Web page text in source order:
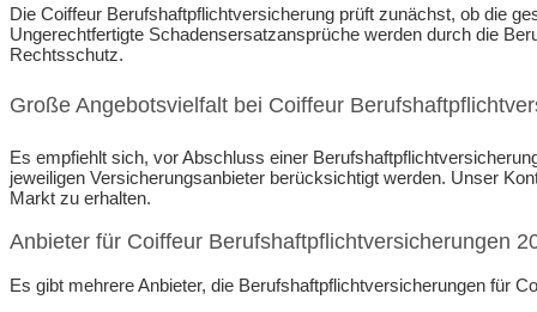
Die Coiffeur Berufshaftpflichtversicherung prüft zunächst, ob die
Ungerechtfertigte Schadensersatzansprüche werden durch die
Rechtsschutz.
Große Angebotsvielfalt bei Coiffeur
Es empfiehlt sich, vor Abschluss einer
jeweiligen Versicherungsanbieter berücksichtigt werden. Unser
Markt zu erhalten.
Anbieter für Coiffeur Berufshaftpflichtversicherungen
Es gibt mehrere Anbieter, die Berufshaftpflichtversicherungen für